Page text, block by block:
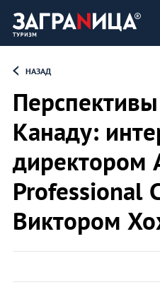
НАЗАД
Канаду:
директором
Professional
Виктором